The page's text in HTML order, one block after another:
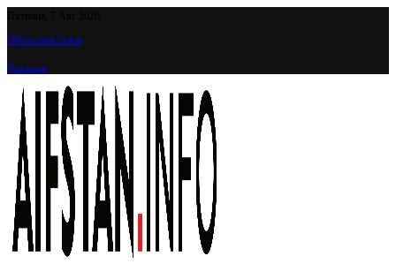
Обратная связь
Реклама